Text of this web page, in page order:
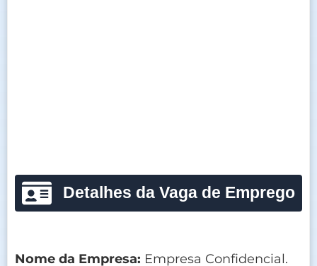
Detalhes da Vaga de Emprego
Nome da Empresa: Empresa Confidencial.